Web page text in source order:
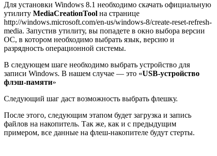
Для установки Windows 8.1 необходимо скачать официальную
утилиту MediaCreationTool на странице
http://windows.microsoft.com/en-us/windows-8/create-reset-refresh-
media. Запустив утилиту, вы попадете в окно выбора версии
ОС, в котором необходимо выбрать язык, версию и
разрядность операционной системы.
В следующем шаге необходимо выбрать устройство для
записи Windows. В нашем случае — это «USB-устройство
флэш-памяти»
Следующий шаг даст возможность выбрать флешку.
После этого, следующим этапом будет загрузка и запись
файлов на накопитель. Так же, как и с предыдущим
примером, все данные на флеш-накопителе будут стерты.